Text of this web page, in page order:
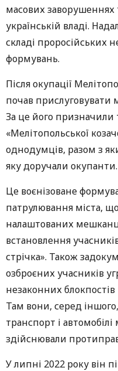
масових заворушеннях
українській владі.
складі проросійських
формувань.
Після окупації
почав прислуговувати
За це його
«Мелітопольської
однодумців, разом з
яку доручали окупанти.
Це воєнізоване
патрулювання міста,
налаштованих
встановлення
стрічка». Також
озброєних учасників
незаконних
Там вони, серед
транспорт і
здійснювали
У липні 2022 року він